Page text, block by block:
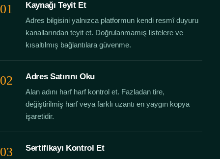
Kaynağı Teyit Et
Adres bilgisini yalnızca platformun kendi resmî duyuru
kanallarından teyit et. Doğrulanmamış listelere ve
kısaltılmış bağlantılara güvenme.
Adres Satırını Oku
Alan adını harf harf kontrol et. Fazladan tire,
değiştirilmiş harf veya farklı uzantı en yaygın kopya
işaretidir.
Sertifikayı Kontrol Et